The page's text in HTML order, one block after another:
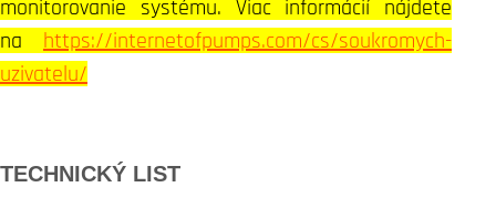
monitorovanie systému. Viac informácií nájdete
na https://internetofpumps.com/cs/soukromych-
uzivatelu/
TECHNICKÝ LIST